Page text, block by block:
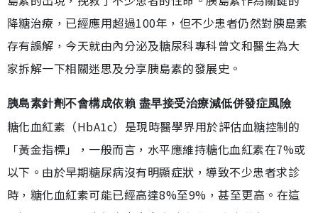
降糖治療，已經應用超過100年，但不少患者仍然對胰島素
存有誤解，今天就由內分泌及糖尿科專科曾文和醫生為大
家拆解一下相關迷思及分享胰島素的發展史。
胰島素針劑不會構成依賴 盡早接受治療減低併發症風險
糖化血紅素（HbA1c）是現時醫學界用於評估血糖控制的
「黃金指標」，一般而言，水平應維持糖化血紅素在7%或
以下。由於早期糖尿病沒有明顯症狀，導致不少患者求診
時，糖化血紅素可能已經高達8%至9%，甚至更高。在這